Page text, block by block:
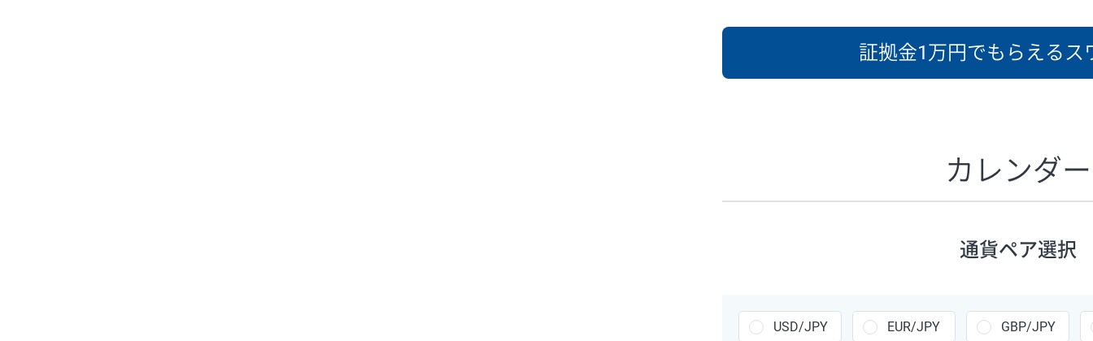
証拠金1万円でもらえるス
あたりの
ポイント
カレンダー
通貨ペア選択
USD/JPY EUR/JPY GBP/JPY